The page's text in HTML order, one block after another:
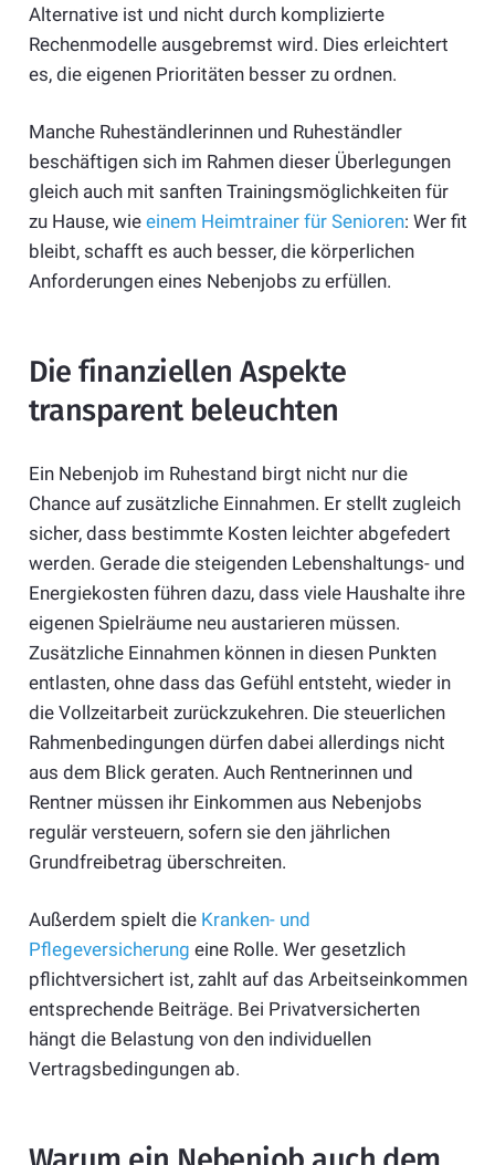
Alternative ist und nicht durch komplizierte
Rechenmodelle ausgebremst wird. Dies erleichtert
es, die eigenen Prioritäten besser zu ordnen.
Manche Ruheständlerinnen und Ruheständler
beschäftigen sich im Rahmen dieser Überlegungen
gleich auch mit sanften Trainingsmöglichkeiten für
zu Hause, wie einem Heimtrainer für Senioren: Wer fit
bleibt, schafft es auch besser, die körperlichen
Anforderungen eines Nebenjobs zu erfüllen.
Die finanziellen Aspekte
transparent beleuchten
Ein Nebenjob im Ruhestand birgt nicht nur die
Chance auf zusätzliche Einnahmen. Er stellt zugleich
sicher, dass bestimmte Kosten leichter abgefedert
werden. Gerade die steigenden Lebenshaltungs- und
Energiekosten führen dazu, dass viele Haushalte ihre
eigenen Spielräume neu austarieren müssen.
Zusätzliche Einnahmen können in diesen Punkten
entlasten, ohne dass das Gefühl entsteht, wieder in
die Vollzeitarbeit zurückzukehren. Die steuerlichen
Rahmenbedingungen dürfen dabei allerdings nicht
aus dem Blick geraten. Auch Rentnerinnen und
Rentner müssen ihr Einkommen aus Nebenjobs
regulär versteuern, sofern sie den jährlichen
Grundfreibetrag überschreiten.
Außerdem spielt die Kranken- und
Pflegeversicherung eine Rolle. Wer gesetzlich
pflichtversichert ist, zahlt auf das Arbeitseinkommen
entsprechende Beiträge. Bei Privatversicherten
hängt die Belastung von den individuellen
Vertragsbedingungen ab.